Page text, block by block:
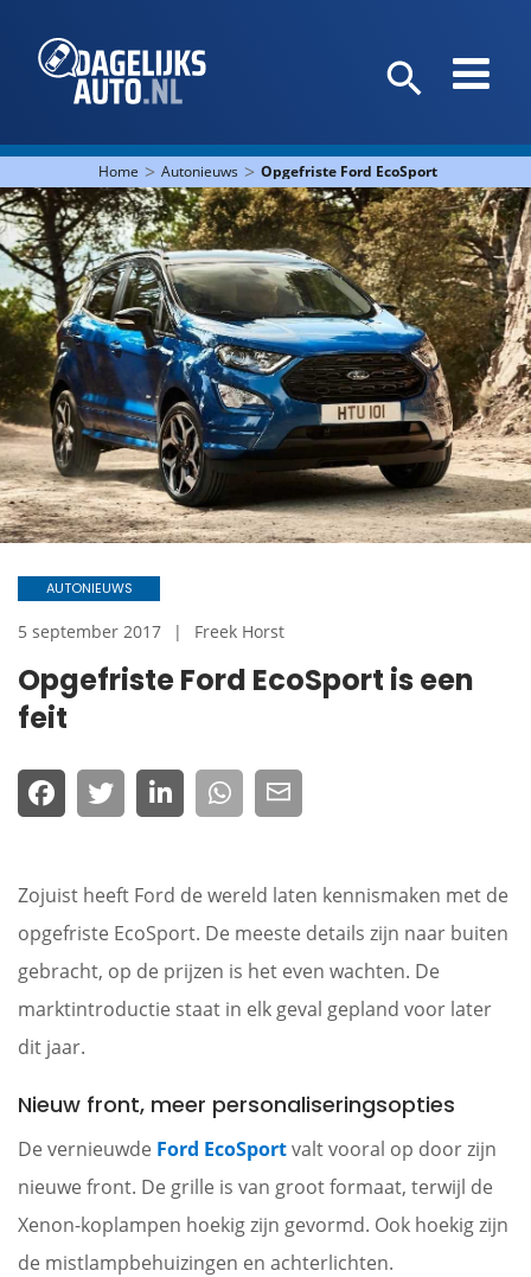
Home > Autonieuws > Opgefriste Ford EcoSport is een feit
Opgefriste Ford EcoSport is een
feit
AUTONIEUWS
5 september 2017 Freek Horst
Zojuist heeft Ford de wereld laten kennismaken met de
opgefriste EcoSport. De meeste details zijn naar buiten
gebracht, op de prijzen is het even wachten. De
marktintroductie staat in elk geval gepland voor later
dit jaar.
Nieuw front, meer personaliseringsopties
De vernieuwde Ford EcoSportvalt vooral op door zijn
nieuwe front. De grille is van groot formaat, terwijl de
Xenon-koplampen hoekig zijn gevormd. Ook hoekig zijn
de mistlampbehuizingen en achterlichten.